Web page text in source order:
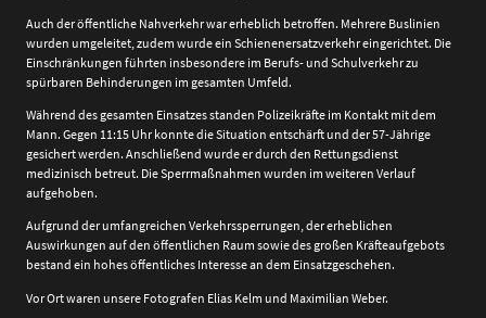
Auch der öffentliche Nahverkehr war erheblich betroffen. Mehrere Buslinien
wurden umgeleitet, zudem wurde ein Schienenersatzverkehr eingerichtet. Die
Einschränkungen führten insbesondere im Berufs- und Schulverkehr zu
spürbaren Behinderungen im gesamten Umfeld.
Während des gesamten Einsatzes standen Polizeikräfte im Kontakt mit dem
Mann. Gegen 11:15 Uhr konnte die Situation entschärft und der 57-Jährige
gesichert werden. Anschließend wurde er durch den Rettungsdienst
medizinisch betreut. Die Sperrmaßnahmen wurden im weiteren Verlauf
aufgehoben.
Aufgrund der umfangreichen Verkehrssperrungen, der erheblichen
Auswirkungen auf den öffentlichen Raum sowie des großen Kräfteaufgebots
bestand ein hohes öffentliches Interesse an dem Einsatzgeschehen.
Vor Ort waren unsere Fotografen Elias Kelm und Maximilian Weber.